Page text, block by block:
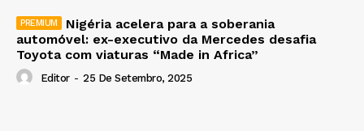
Nigéria acelera para a soberania
automóvel: ex-executivo da Mercedes desafia
Toyota com viaturas “Made in Africa”
Editor - 25 De Setembro, 2025